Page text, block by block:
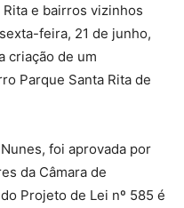
e bairros vizinhos
feira, 21 de junho,
criação de um
Parque Santa Rita de
foi aprovada por
da Câmara de
Projeto de Lei nº 585 é